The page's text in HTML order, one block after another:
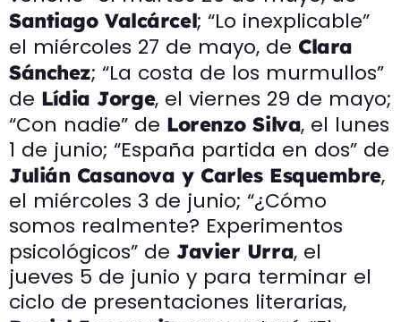
Santiago Valcárcel; “Lo inexplicable”
el miércoles 27 de mayo, de Clara
Sánchez; “La costa de los murmullos”
de Lídia Jorge, el viernes 29 de mayo;
“Con nadie” de Lorenzo Silva, el lunes
1 de junio; “España partida en dos” de
Julián Casanova y Carles Esquembre,
el miércoles 3 de junio; “¿Cómo
somos realmente? Experimentos
psicológicos” de Javier Urra, el
jueves 5 de junio y para terminar el
ciclo de presentaciones literarias,